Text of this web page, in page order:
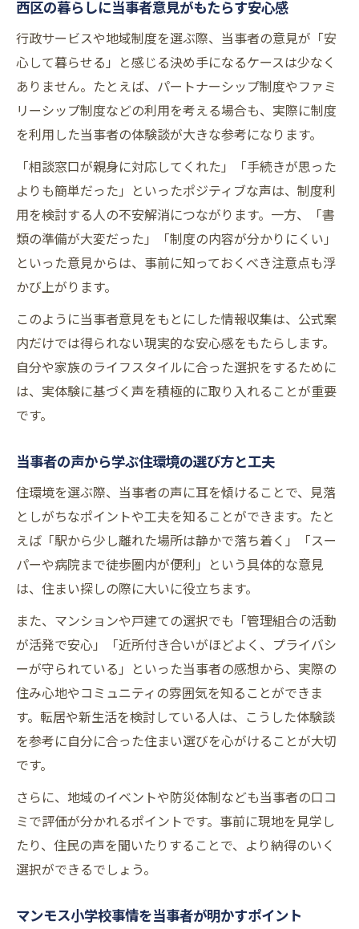
西区の暮らしに当事者意見がもたらす安心感
行政サービスや地域制度を選ぶ際、当事者の意見が「安
心して暮らせる」と感じる決め手になるケースは少なく
ありません。たとえば、パートナーシップ制度やファミ
リーシップ制度などの利用を考える場合も、実際に制度
を利用した当事者の体験談が大きな参考になります。
「相談窓口が親身に対応してくれた」「手続きが思った
よりも簡単だった」といったポジティブな声は、制度利
用を検討する人の不安解消につながります。一方、「書
類の準備が大変だった」「制度の内容が分かりにくい」
といった意見からは、事前に知っておくべき注意点も浮
かび上がります。
このように当事者意見をもとにした情報収集は、公式案
内だけでは得られない現実的な安心感をもたらします。
自分や家族のライフスタイルに合った選択をするために
は、実体験に基づく声を積極的に取り入れることが重要
です。
当事者の声から学ぶ住環境の選び方と工夫
住環境を選ぶ際、当事者の声に耳を傾けることで、見落
としがちなポイントや工夫を知ることができます。たと
えば「駅から少し離れた場所は静かで落ち着く」「スー
パーや病院まで徒歩圏内が便利」という具体的な意見
は、住まい探しの際に大いに役立ちます。
また、マンションや戸建ての選択でも「管理組合の活動
が活発で安心」「近所付き合いがほどよく、プライバシ
ーが守られている」といった当事者の感想から、実際の
住み心地やコミュニティの雰囲気を知ることができま
す。転居や新生活を検討している人は、こうした体験談
を参考に自分に合った住まい選びを心がけることが大切
です。
さらに、地域のイベントや防災体制なども当事者の口コ
ミで評価が分かれるポイントです。事前に現地を見学し
たり、住民の声を聞いたりすることで、より納得のいく
選択ができるでしょう。
マンモス小学校事情を当事者が明かすポイント